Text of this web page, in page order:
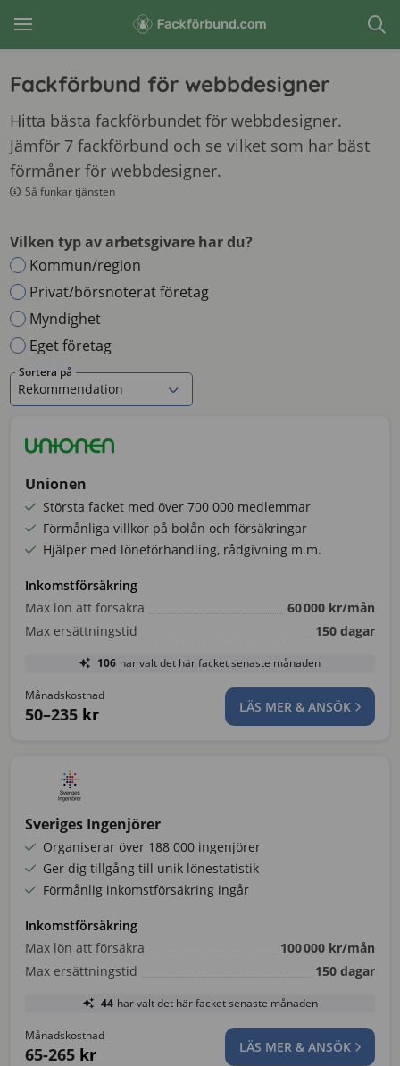
Fackförbund för webbdesigner
Hitta bästa fackförbundet för webbdesigner.
Jämför 7 fackförbund och se vilket som har bäst
förmåner för webbdesigner.
Så funkar tjänsten
Vilken typ av arbetsgivare har du?
Kommun/region
Privat/börsnoterat företag
Myndighet
Eget företag
Sortera på
Rekommendation
Unionen
Största facket med över 700 000 medlemmar
Förmånliga villkor på bolån och försäkringar
Hjälper med löneförhandling, rådgivning m.m.
Inkomstförsäkring
Max lön att försäkra
60 000kr/mån
Max ersättningstid
150dagar
106 har valt det här facket senaste månaden
Månadskostnad
50–235 kr LÄS MER & ANSÖK
Sveriges Ingenjörer
Organiserar över 188 000 ingenjörer
Ger dig tillgång till unik lönestatistik
Förmånlig inkomstförsäkring ingår
Inkomstförsäkring
Max lön att försäkra
100 000kr/mån
Max ersättningstid
150dagar
44 har valt det här facket senaste månaden
Månadskostnad
65-265 kr LÄS MER & ANSÖK